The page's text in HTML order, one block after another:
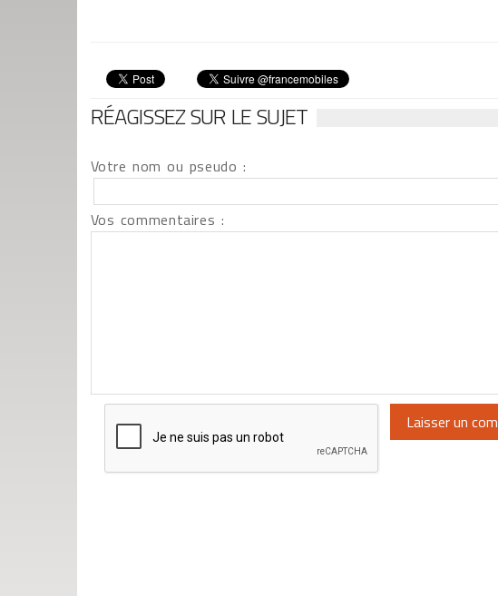
RÉAGISSEZ SUR LE SUJET
Votre nom ou pseudo :
Vos commentaires :